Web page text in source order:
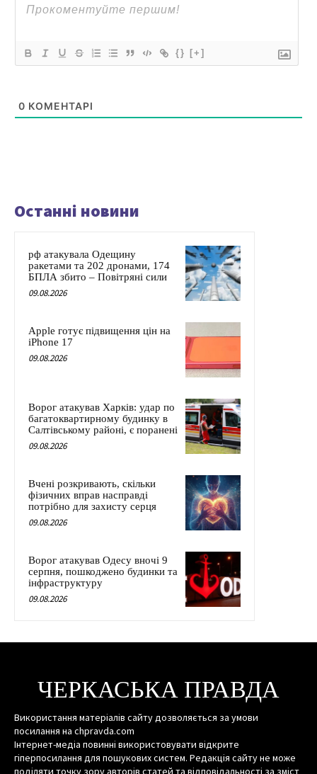
{} [+]
0 КОМЕНТАРІ
Останні новини
рф атакувала Одещину
ракетами та 202 дронами, 174
БПЛА збито – Повітряні сили
09.08.2026
Apple готує підвищення цін на
iPhone 17
09.08.2026
Ворог атакував Харків: удар по
багатоквартирному будинку в
Салтівському районі, є поранені
09.08.2026
Вчені розкривають, скільки
фізичних вправ насправді
потрібно для захисту серця
09.08.2026
Ворог атакував Одесу вночі 9
серпня, пошкоджено будинки та
інфраструктуру
09.08.2026
ЧЕРКАСЬКА ПРАВДА
Використання матеріалів сайту дозволяється за умови
посилання на chpravda.com
Інтернет-медіа повинні використовувати відкрите
гіперпосилання для пошукових систем. Редакція сайту не може